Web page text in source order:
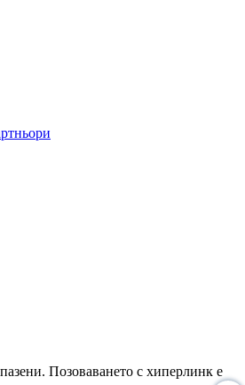
Позоваването с хиперлинк е